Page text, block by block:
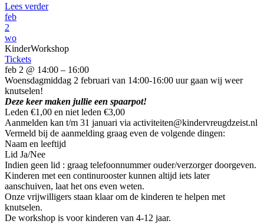
Lees verder
feb
2
wo
KinderWorkshop
Tickets
feb 2 @ 14:00 – 16:00
Woensdagmiddag 2 februari van 14:00-16:00 uur gaan wij weer
knutselen!
Deze keer maken jullie een spaarpot!
Leden €1,00 en niet leden €3,00
Aanmelden kan t/m 31 januari via activiteiten@kindervreugdzeist.nl
Vermeld bij de aanmelding graag even de volgende dingen:
Naam en leeftijd
Lid Ja/Nee
Indien geen lid : graag telefoonnummer ouder/verzorger doorgeven.
Kinderen met een continurooster kunnen altijd iets later
aanschuiven, laat het ons even weten.
Onze vrijwilligers staan klaar om de kinderen te helpen met
knutselen.
De workshop is voor kinderen van 4-12 jaar.